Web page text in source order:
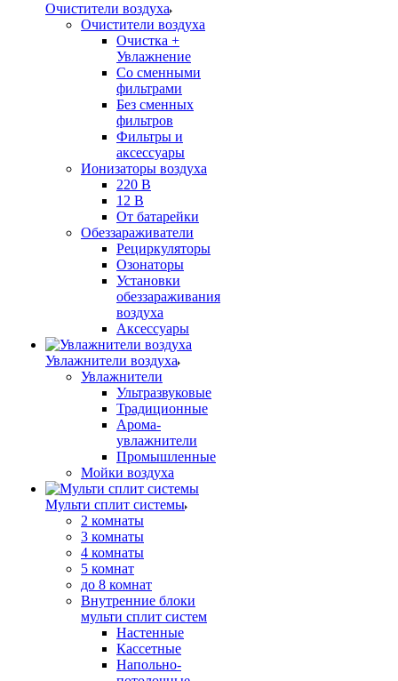
Очистители воздуха
Очистители воздуха
Очистка +
Увлажнение
Cо сменными
фильтрами
Без сменных
фильтров
Фильтры и
аксессуары
Ионизаторы воздуха
220 В
12 В
От батарейки
Обеззараживатели
Рециркуляторы
Озонаторы
Установки
обеззараживания
воздуха
Аксессуары
Увлажнители воздуха
Увлажнители
Ультразвуковые
Традиционные
Арома-
увлажнители
Промышленные
Мойки воздуха
Мульти сплит системы
2 комнаты
3 комнаты
4 комнаты
5 комнат
до 8 комнат
Внутренние блоки
мульти сплит систем
Настенные
Кассетные
Напольно-